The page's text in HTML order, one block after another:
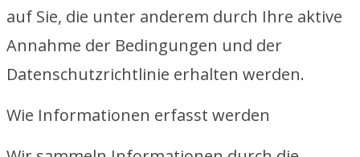
auf Sie, die unter anderem durch Ihre aktive
Annahme der Bedingungen und der
Datenschutzrichtlinie erhalten werden.
Wie Informationen erfasst werden